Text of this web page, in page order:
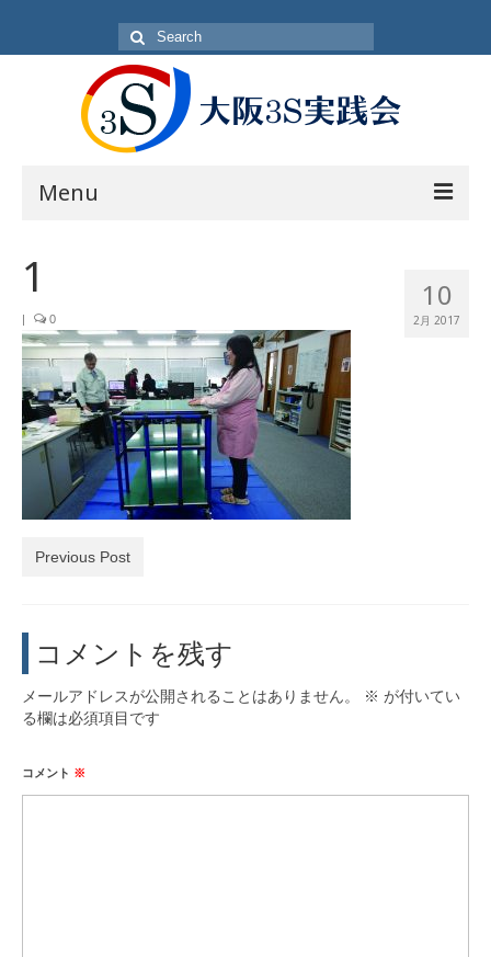
Search
for:
Menu
活動内容
活動日
入会方法
会員一覧
活動実績
お問い合わせ・入会
10
2月 2017
1
| 0
Previous Post
コメントを残す
メールアドレスが公開されることはありません。 ※ が付いてい
る欄は必須項目です
コメント ※